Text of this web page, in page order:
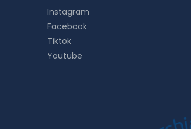
Instagram
Facebook
Tiktok
Youtube